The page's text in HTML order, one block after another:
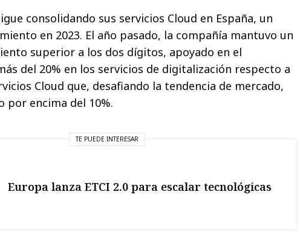
consolidando sus servicios Cloud en España, un
en 2023. El año pasado, la compañía mantuvo un
superior a los dos dígitos, apoyado en el
del 20% en los servicios de digitalización respecto a
Cloud que, desafiando la tendencia de mercado,
por encima del 10%.
TE PUEDE INTERESAR
Europa lanza ETCI 2.0 para escalar tecnológicas